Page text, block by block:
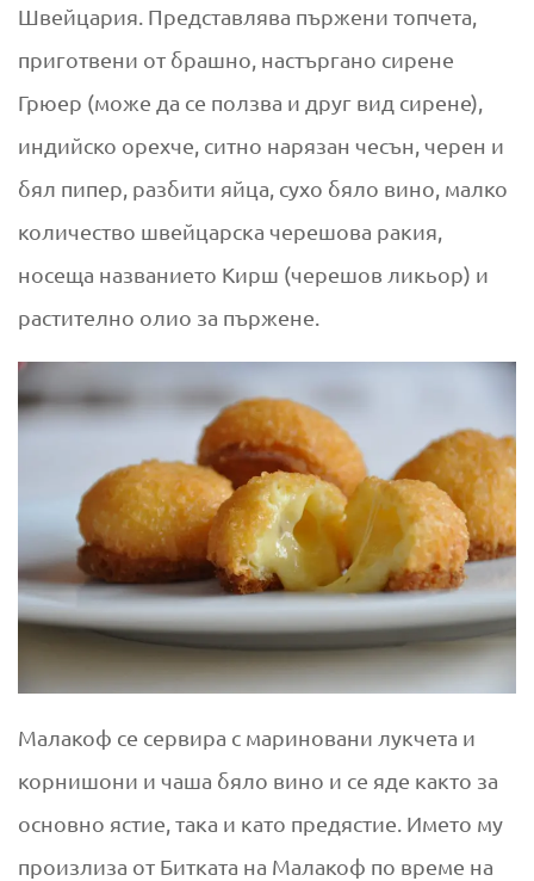
Швейцария. Представлява пържени топчета,
приготвени от брашно, настъргано сирене
Грюер (може да се ползва и друг вид сирене),
индийско орехче, ситно нарязан чесън, черен и
бял пипер, разбити яйца, сухо бяло вино, малко
количество швейцарска черешова ракия,
носеща названието Кирш (черешов ликьор) и
растително олио за пържене.
Малакоф се сервира с мариновани лукчета и
корнишони и чаша бяло вино и се яде както за
основно ястие, така и като предястие. Името му
произлиза от Битката на Малакоф по време на